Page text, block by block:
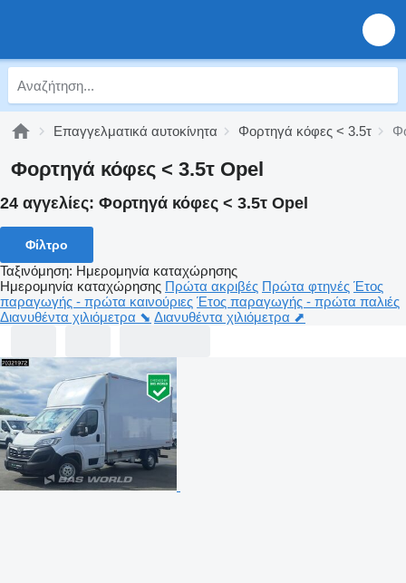
Επαγγελματικά αυτοκίνητα Φορτηγά κόφες < 3.5τ
Φορτηγά κόφες < 3.5τ Opel
24 αγγελίες: Φορτηγά κόφες < 3.5τ Opel
Φίλτρο
Ταξινόμηση: Ημερομηνία καταχώρησης
Ημερομηνία καταχώρησης Πρώτα ακριβές Πρώτα φτηνές Έτος
παραγωγής - πρώτα καινούριες Έτος παραγωγής - πρώτα παλιές
Διανυθέντα χιλιόμετρα ⬊ Διανυθέντα χιλιόμετρα ⬈